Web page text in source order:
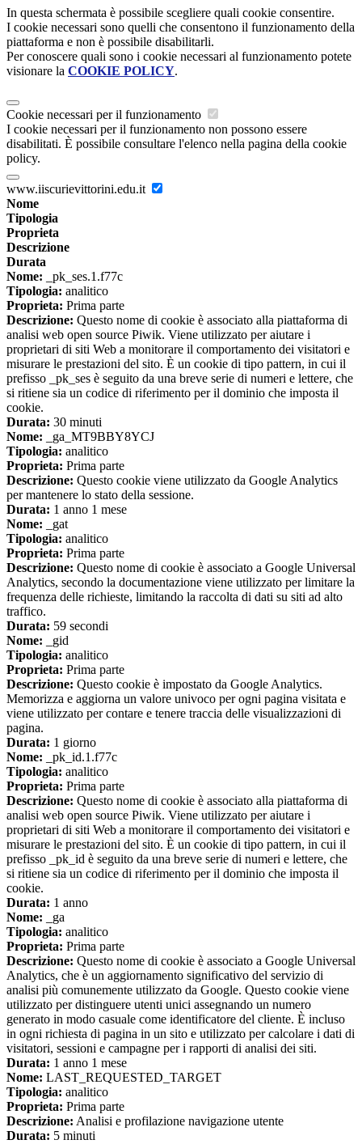
In questa schermata è possibile scegliere quali cookie consentire.
I cookie necessari sono quelli che consentono il funzionamento della
piattaforma e non è possibile disabilitarli.
Per conoscere quali sono i cookie necessari al funzionamento potete
visionare la COOKIE POLICY.
Cookie necessari per il funzionamento
I cookie necessari per il funzionamento non possono essere
disabilitati. È possibile consultare l'elenco nella pagina della cookie
policy.
www.iiscurievittorini.edu.it
Nome
Tipologia
Proprieta
Descrizione
Durata
Nome: _pk_ses.1.f77c
Tipologia: analitico
Proprieta: Prima parte
Descrizione: Questo nome di cookie è associato alla piattaforma di
analisi web open source Piwik. Viene utilizzato per aiutare i
proprietari di siti Web a monitorare il comportamento dei visitatori e
misurare le prestazioni del sito. È un cookie di tipo pattern, in cui il
prefisso _pk_ses è seguito da una breve serie di numeri e lettere, che
si ritiene sia un codice di riferimento per il dominio che imposta il
cookie.
Durata: 30 minuti
Nome: _ga_MT9BBY8YCJ
Tipologia: analitico
Proprieta: Prima parte
Descrizione: Questo cookie viene utilizzato da Google Analytics
per mantenere lo stato della sessione.
Durata: 1 anno 1 mese
Nome: _gat
Tipologia: analitico
Proprieta: Prima parte
Descrizione: Questo nome di cookie è associato a Google Universal
Analytics, secondo la documentazione viene utilizzato per limitare la
frequenza delle richieste, limitando la raccolta di dati su siti ad alto
traffico.
Durata: 59 secondi
Nome: _gid
Tipologia: analitico
Proprieta: Prima parte
Descrizione: Questo cookie è impostato da Google Analytics.
Memorizza e aggiorna un valore univoco per ogni pagina visitata e
viene utilizzato per contare e tenere traccia delle visualizzazioni di
pagina.
Durata: 1 giorno
Nome: _pk_id.1.f77c
Tipologia: analitico
Proprieta: Prima parte
Descrizione: Questo nome di cookie è associato alla piattaforma di
analisi web open source Piwik. Viene utilizzato per aiutare i
proprietari di siti Web a monitorare il comportamento dei visitatori e
misurare le prestazioni del sito. È un cookie di tipo pattern, in cui il
prefisso _pk_id è seguito da una breve serie di numeri e lettere, che
si ritiene sia un codice di riferimento per il dominio che imposta il
cookie.
Durata: 1 anno
Nome: _ga
Tipologia: analitico
Proprieta: Prima parte
Descrizione: Questo nome di cookie è associato a Google Universal
Analytics, che è un aggiornamento significativo del servizio di
analisi più comunemente utilizzato da Google. Questo cookie viene
utilizzato per distinguere utenti unici assegnando un numero
generato in modo casuale come identificatore del cliente. È incluso
in ogni richiesta di pagina in un sito e utilizzato per calcolare i dati di
visitatori, sessioni e campagne per i rapporti di analisi dei siti.
Durata: 1 anno 1 mese
Nome: LAST_REQUESTED_TARGET
Tipologia: analitico
Proprieta: Prima parte
Descrizione: Analisi e profilazione navigazione utente
Durata: 5 minuti